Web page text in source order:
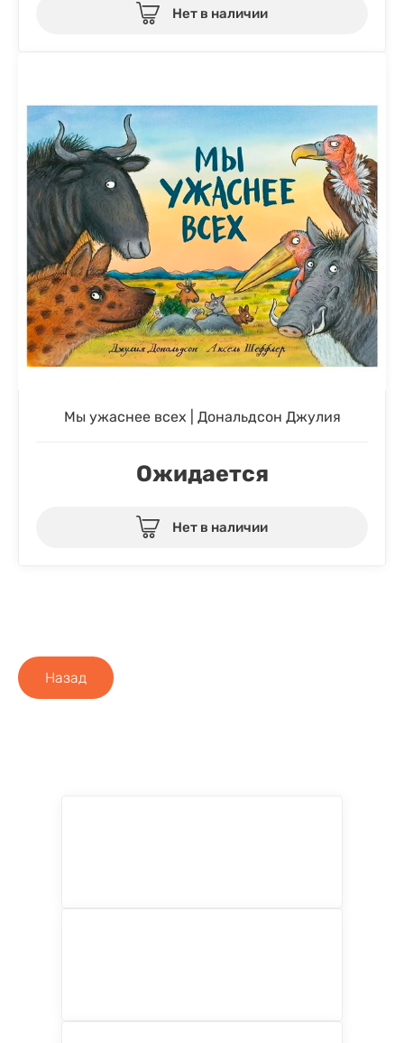
Нет в наличии
Мы ужаснее всех | Дональдсон Джулия
Ожидается
Нет в наличии
Назад